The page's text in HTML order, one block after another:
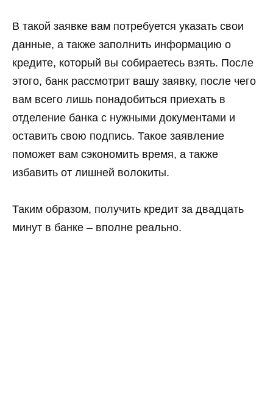
В такой заявке вам потребуется указать свои
данные, а также заполнить информацию о
кредите, который вы собираетесь взять. После
этого, банк рассмотрит вашу заявку, после чего
вам всего лишь понадобиться приехать в
отделение банка с нужными документами и
оставить свою подпись. Такое заявление
поможет вам сэкономить время, а также
избавить от лишней волокиты.
Таким образом, получить кредит за двадцать
минут в банке – вполне реально.